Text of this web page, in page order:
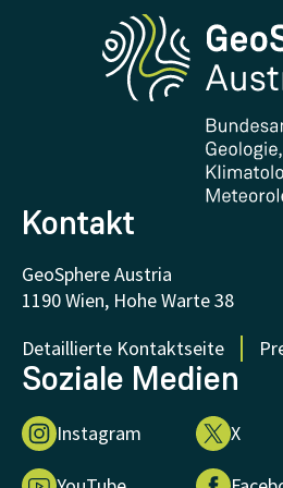
Kontakt und Besuch
Forschung und Kooperationen
Downloads
Zertifikate und Auszeichnungen
FAQ - Häufig gestellte Fragen
Forschung unterstützen
Phenowatch.at
Kontakt
GeoSphere Austria
1190 Wien, Hohe Warte 38
Detaillierte Kontaktseite
Soziale Medien
Instagram X